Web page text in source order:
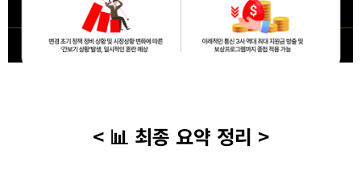
< 📊 최종 요약 정리 >